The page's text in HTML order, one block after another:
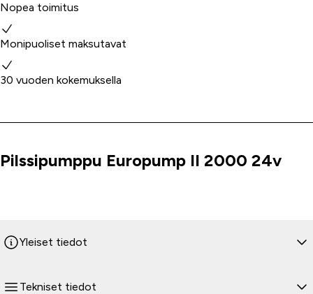
Nopea toimitus
Monipuoliset maksutavat
30 vuoden kokemuksella
Tuoteinfo
Pilssipumppu Europump II 2000 24v
Yleiset tiedot
Tekniset tiedot